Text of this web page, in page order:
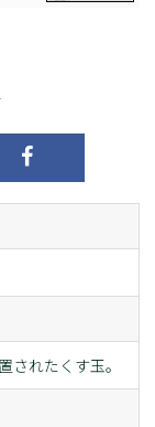
されたくす玉。